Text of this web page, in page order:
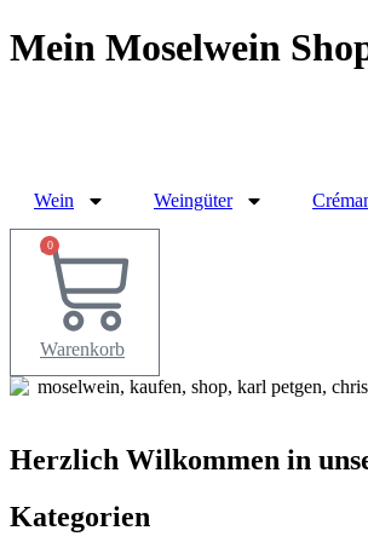
Zum
Inhalt
Mein Moselwein
Wein Weingüter
0
Warenkorb
Herzlich Wilkommen in
Kategorien